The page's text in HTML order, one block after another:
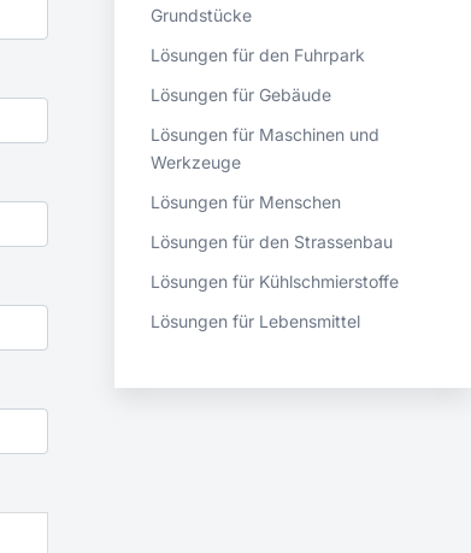
Grundstücke
Lösungen für den Fuhrpark
Lösungen für Gebäude
Lösungen für Maschinen und
Werkzeuge
Lösungen für Menschen
Lösungen für den Strassenbau
Lösungen für Kühlschmierstoffe
Lösungen für Lebensmittel